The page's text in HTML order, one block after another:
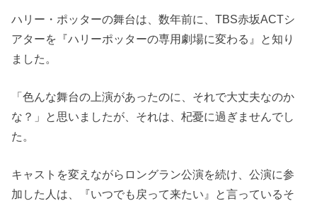
ハリー・ポッターの舞台は、数年前に、TBS赤坂ACTシ
アターを『ハリーポッターの専用劇場に変わる』と知り
ました。
「色んな舞台の上演があったのに、それで大丈夫なのか
な？」と思いましたが、それは、杞憂に過ぎませんでし
た。
キャストを変えながらロングラン公演を続け、公演に参
加した人は、『いつでも戻って来たい』と言っているそ